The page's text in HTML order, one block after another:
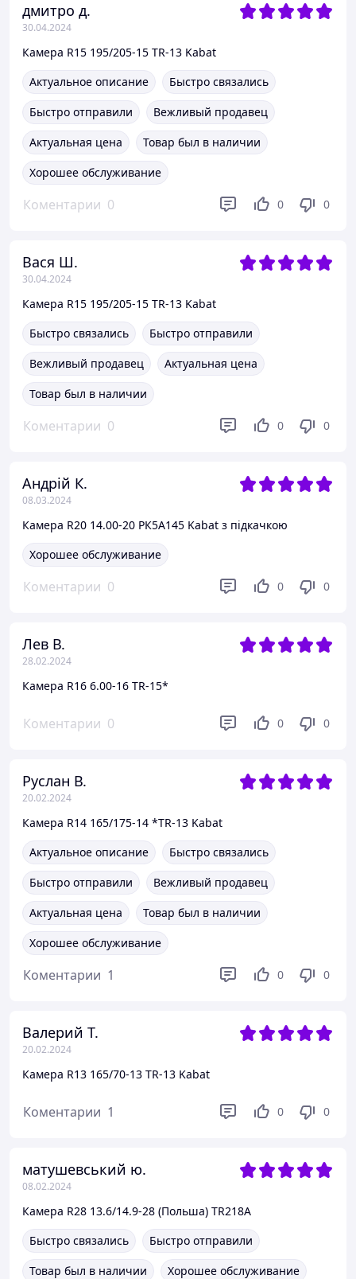
дмитро д.
30.04.2024
Камера R15 195/205-15 TR-13 Kabat
Актуальное описание
Быстро связались
Быстро отправили
Вежливый продавец
Актуальная цена
Товар был в наличии
Хорошее обслуживание
Коментарии 0 0 0
Вася Ш.
30.04.2024
Камера R15 195/205-15 TR-13 Kabat
Быстро связались
Быстро отправили
Вежливый продавец
Актуальная цена
Товар был в наличии
Коментарии 0 0 0
Андрій К.
08.03.2024
Камера R20 14.00-20 РК5А145 Kabat з підкачкою
Хорошее обслуживание
Коментарии 0 0 0
Лев В.
28.02.2024
Камера R16 6.00-16 TR-15*
Коментарии 0 0 0
Руслан В.
20.02.2024
Камера R14 165/175-14 *TR-13 Kabat
Актуальное описание
Быстро связались
Быстро отправили
Вежливый продавец
Актуальная цена
Товар был в наличии
Хорошее обслуживание
Коментарии 1 0 0
Валерий Т.
20.02.2024
Камера R13 165/70-13 TR-13 Kabat
Коментарии 1 0 0
матушевський ю.
08.02.2024
Камера R28 13.6/14.9-28 (Польша) TR218A
Быстро связались
Быстро отправили
Товар был в наличии
Хорошее обслуживание